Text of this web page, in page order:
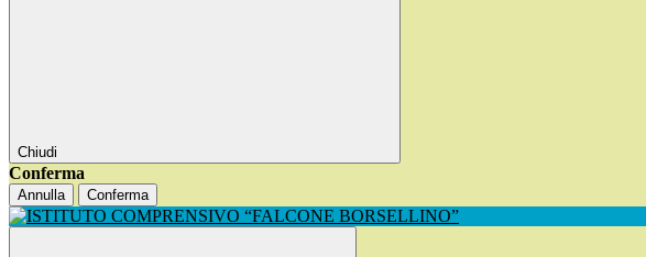
Chiudi
Conferma
Annulla Conferma